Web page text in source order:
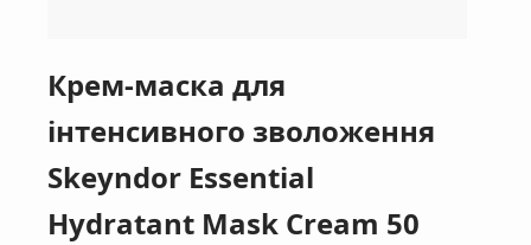
Крем-маска для
інтенсивного зволоження
Skeyndor Essential
Hydratant Mask Cream 50